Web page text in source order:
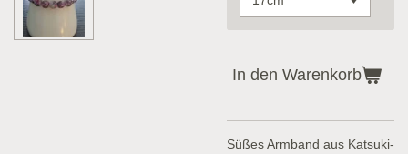
In den Warenkorb
Süßes Armband aus Katsuki-